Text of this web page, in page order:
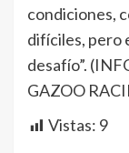
condiciones,
difíciles, pero
desafío”.
GAZOO
Vistas: 9